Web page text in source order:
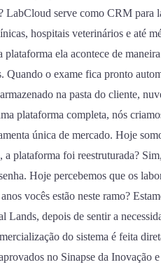
LabCloud serve como CRM para
hospitais veterinários e até
plataforma ela acontece de
Quando o exame fica pronto
na pasta do cliente,
plataforma completa, nós
única de mercado. Hoje
plataforma foi reestruturada?
Hoje percebemos que os
vocês estão neste ramo?
Lands, depois de sentir a
do sistema é feita
no Sinapse da Inovação